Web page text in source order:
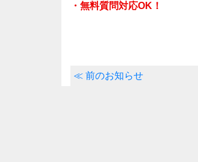
・無料質問対応OK！
≪ 前のお知らせ